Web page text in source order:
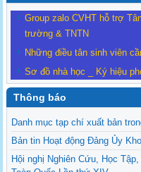
Group zalo CVHT hỗ trợ
trường & TNTN
Những điều tân sinh viên
Sơ đồ nhà học _ Ký hiệu
Thông báo
Danh mục tạp chí xuất bản
Bản tin Hoạt động Đảng Ủy
Hội nghị Nghiên Cứu, Học